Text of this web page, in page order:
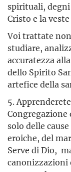
spirituali, degni
Cristo e la
Voi trattate non
studiare,
accuratezza
dello Spirito
artefice della
5.
Congregazione
solo delle
eroiche, del
Serve di Dio,